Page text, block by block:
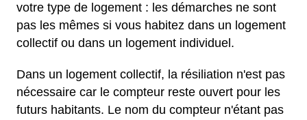
votre type de logement : les démarches ne sont
pas les mêmes si vous habitez dans un logement
collectif ou dans un logement individuel.
Dans un logement collectif, la résiliation n'est pas
nécessaire car le compteur reste ouvert pour les
futurs habitants. Le nom du compteur n'étant pas